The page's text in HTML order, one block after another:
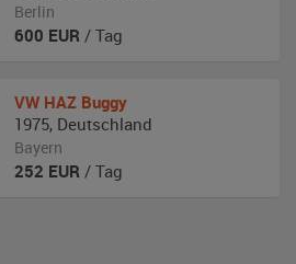
Berlin
600 EUR / Tag
VW HAZ Buggy
1975, Deutschland
Bayern
252 EUR / Tag